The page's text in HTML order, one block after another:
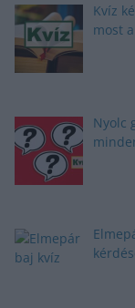
Kvíz
most
Nyolc